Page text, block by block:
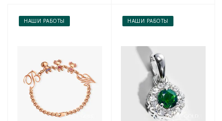
НАШИ РАБОТЫ НАШИ РАБОТЫ